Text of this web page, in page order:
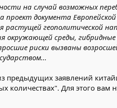
на случай возможных
документа Европейской
растущей геополитической
окружающей среды,
риски вызваны
предыдущих заявлений
количествах". Для этого вам